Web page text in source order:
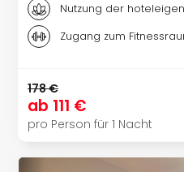
Nutzung der
Zugang zum
178 €
ab 111 €
pro Person für 1 Nacht